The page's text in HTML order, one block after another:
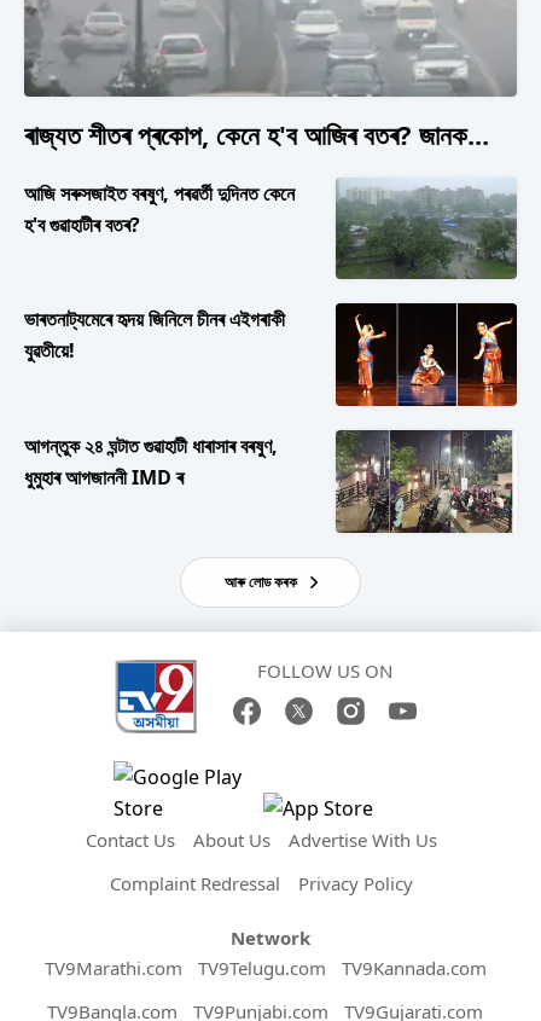
ৰাজ্যত শীতৰ প্ৰকোপ, কেনে হ'ব আজিৰ বতৰ? জানক...
আজি সৰুসজাইত বৰষুণ, পৰৱৰ্তী দুদিনত কেনে
হ'ব গুৱাহাটীৰ বতৰ?
ভাৰতনাট্যমেৰে হৃদয় জিনিলে চীনৰ এইগৰাকী
যুৱতীয়ে!
আগন্তুক ২৪ ঘন্টাত গুৱাহাটী ধাৰাসাৰ বৰষুণ,
ধুমুহাৰ আগজাননী IMD ৰ
আৰু লোড কৰক
FOLLOW US ON
Contact Us About Us
Advertise With Us
Complaint Redressal
Privacy Policy
Network
TV9Marathi.com
TV9Telugu.com
TV9Kannada.com
TV9Bangla.com
TV9Punjabi.com TV9Gujarati.com